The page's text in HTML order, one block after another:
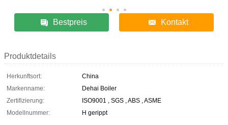
Bestpreis Kontakt
Produktdetails
Herkunftsort:
China
Markenname:
Dehai Boiler
Zertifizierung:
ISO9001 , SGS , ABS , ASME
Modellnummer:
H gerippt